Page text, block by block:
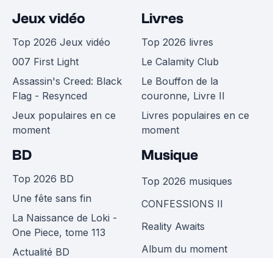
Jeux vidéo
Top 2026 Jeux vidéo
007 First Light
Assassin's Creed: Black
Flag - Resynced
Jeux populaires en ce
moment
Livres
Top 2026 livres
Le Calamity Club
Le Bouffon de la
couronne, Livre II
Livres populaires en ce
moment
BD
Top 2026 BD
Une fête sans fin
La Naissance de Loki -
One Piece, tome 113
Actualité BD
Musique
Top 2026 musiques
CONFESSIONS II
Reality Awaits
Album du moment